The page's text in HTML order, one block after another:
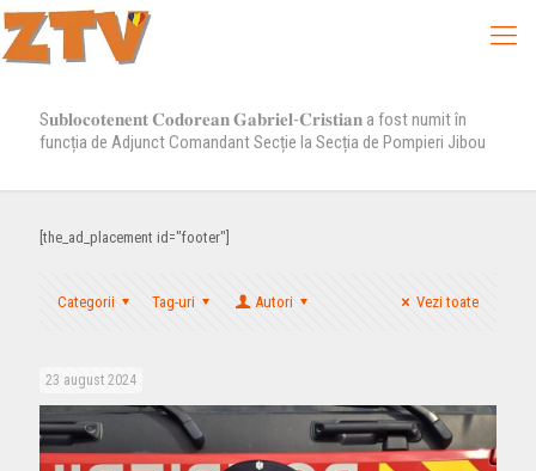
S𝐮𝐛𝐥𝐨𝐜𝐨𝐭𝐞𝐧𝐞𝐧𝐭 𝐂𝐨𝐝𝐨𝐫𝐞𝐚𝐧 𝐆𝐚𝐛𝐫𝐢𝐞𝐥-𝐂𝐫𝐢𝐬𝐭𝐢𝐚𝐧 a fost numit în
funcția de Adjunct Comandant Secție la Secția de Pompieri Jibou
[the_ad_placement id="footer"]
Categorii Tag-uri Autori Vezi toate
23 august 2024